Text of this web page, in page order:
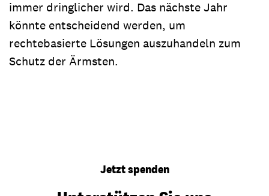
immer dringlicher wird. Das nächste Jahr
könnte entscheidend werden, um
rechtebasierte Lösungen auszuhandeln zum
Schutz der Ärmsten.
Jetzt spenden